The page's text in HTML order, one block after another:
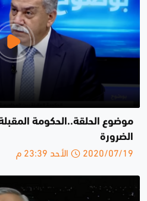
موضوع الحلقة..الحكومة
الضرورة
2020/07/19 الأحد 23:39 م